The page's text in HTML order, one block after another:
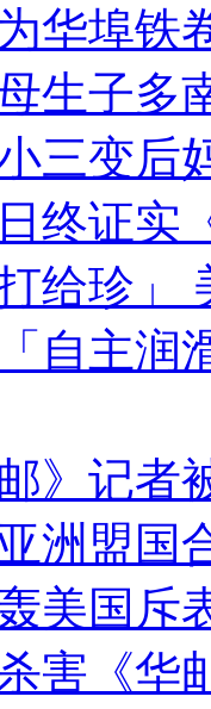
华埠铁
生子多
三变后
终证实
给珍
自主润
》记者
洲盟国
美国斥
害《华